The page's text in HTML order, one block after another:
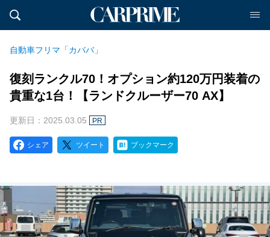
自動車フリマ「カババ」
復刻ランクル70！オプション約120万円装着の
貴重な1台！【ランドクルーザー70 AX】
更新日：2025.03.05 PR
シェア ツイート ブックマーク